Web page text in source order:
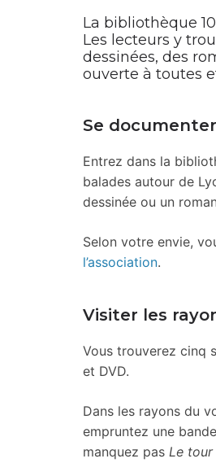
La bibliothèque
Les lecteurs y
dessinées, des
ouverte à toutes
Se
Entrez dans la
balades autour de
dessinée ou un
Selon votre envie,
l’association.
Visiter les
Vous trouverez cinq
et DVD.
Dans les rayons du
empruntez une
manquez pas Le tour